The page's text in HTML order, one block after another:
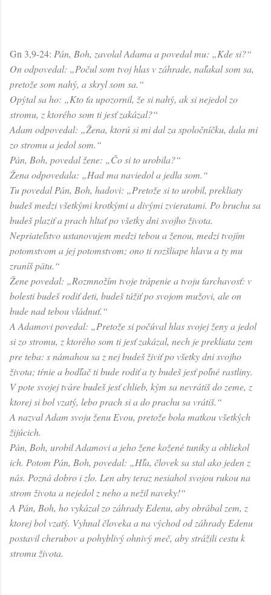
Gn 3,9-24: Pán, Boh, zavolal Adama a povedal mu: „Kde si?“
On odpovedal: „Počul som tvoj hlas v záhrade, naľakal som sa,
pretože som nahý, a skryl som sa.“
Opýtal sa ho: „Kto ťa upozornil, že si nahý, ak si nejedol zo
stromu, z ktorého som ti jesť zakázal?“
Adam odpovedal: „Žena, ktorú si mi dal za spoločníčku, dala mi
zo stromu a jedol som.“
Pán, Boh, povedal žene: „Čo si to urobila?“
Žena odpovedala: „Had ma naviedol a jedla som.“
Tu povedal Pán, Boh, hadovi: „Pretože si to urobil, prekliaty
budeš medzi všetkými krotkými a divými zvieratami. Po bruchu sa
budeš plaziť a prach hltať po všetky dni svojho života.
Nepriateľstvo ustanovujem medzi tebou a ženou, medzi tvojím
potomstvom a jej potomstvom; ono ti rozšliape hlavu a ty mu
zraníš pätu.“
Žene povedal: „Rozmnožím tvoje trápenie a tvoju ťarchavosť: v
bolesti budeš rodiť deti, budeš túžiť po svojom mužovi, ale on
bude nad tebou vládnuť.“
A Adamovi povedal: „Pretože si počúval hlas svojej ženy a jedol
si zo stromu, z ktorého som ti jesť zakázal, nech je prekliata zem
pre teba: s námahou sa z nej budeš živiť po všetky dni svojho
života; tŕnie a bodľač ti bude rodiť a ty budeš jesť poľné rastliny.
V pote svojej tváre budeš jesť chlieb, kým sa nevrátiš do zeme, z
ktorej si bol vzatý, lebo prach si a do prachu sa vrátiš.“
A nazval Adam svoju ženu Evou, pretože bola matkou všetkých
žijúcich.
Pán, Boh, urobil Adamovi a jeho žene kožené tuniky a obliekol
ich. Potom Pán, Boh, povedal: „Hľa, človek sa stal ako jeden z
nás. Pozná dobro i zlo. Len aby teraz nesiahol svojou rukou na
strom života a nejedol z neho a nežil naveky!“
A Pán, Boh, ho vykázal zo záhrady Edenu, aby obrábal zem, z
ktorej bol vzatý. Vyhnal človeka a na východ od záhrady Edenu
postavil cherubov a pohyblivý ohnivý meč, aby strážili cestu k
stromu života.